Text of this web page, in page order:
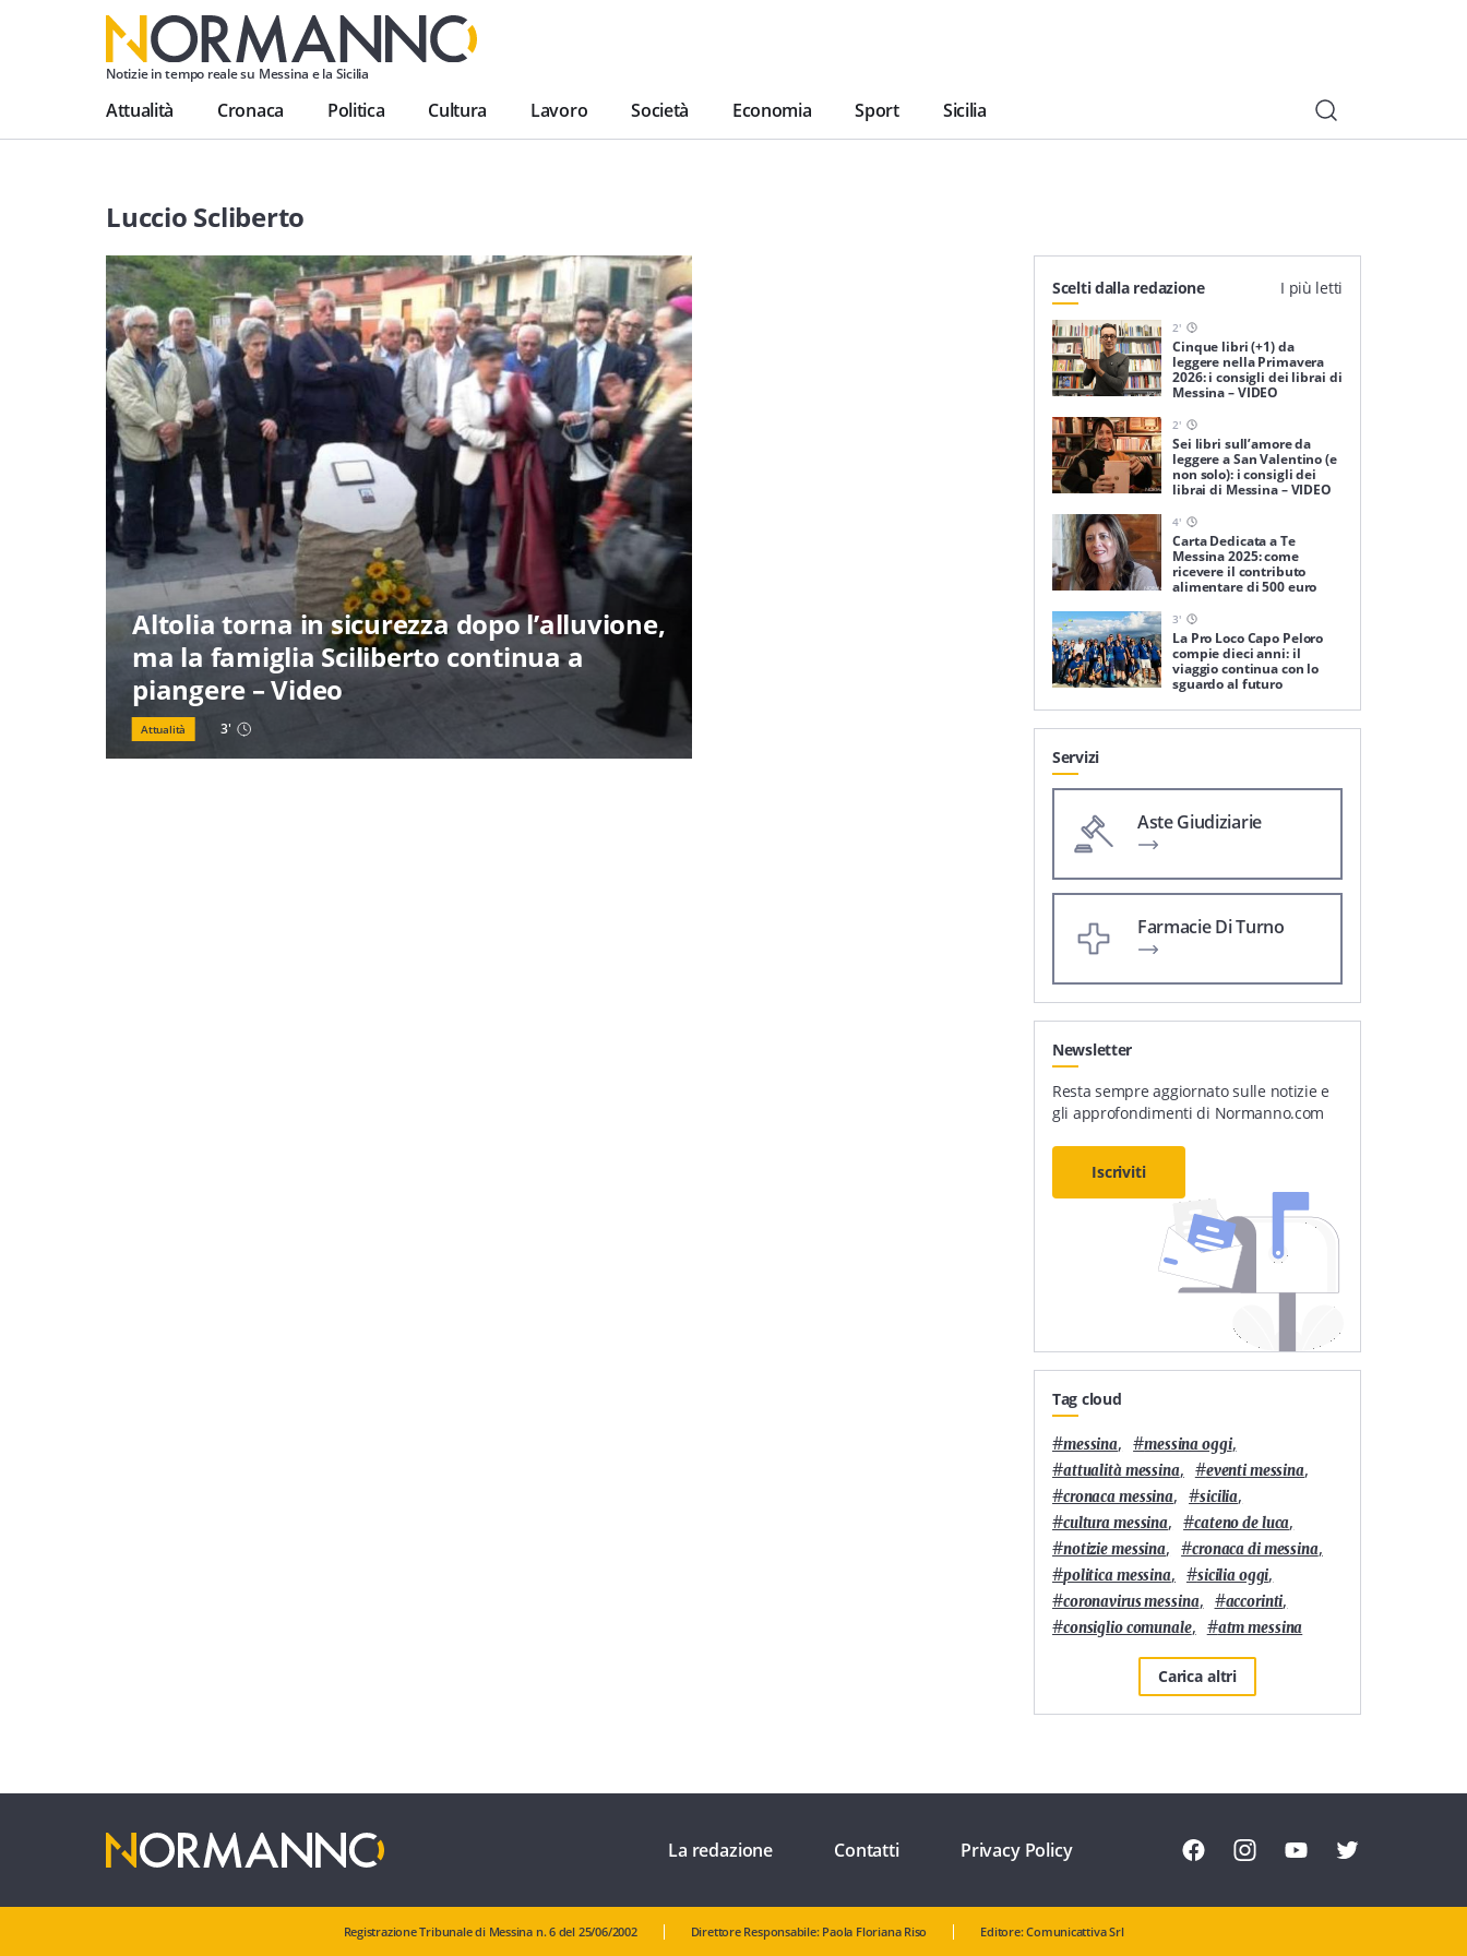
Notizie in tempo reale su Messina e la Sicilia
Attualità Cronaca Politica Cultura Lavoro Società Economia Sport Sicilia
Luccio Scliberto
Altolia torna in sicurezza dopo l’alluvione,
ma la famiglia Sciliberto continua a
piangere – Video
Attualità 3'
Scelti dalla redazione I più letti
2'
Cinque libri (+1) da
leggere nella Primavera
2026: i consigli dei librai di
Messina – VIDEO
2'
Sei libri sull’amore da
leggere a San Valentino (e
non solo): i consigli dei
librai di Messina – VIDEO
4'
Carta Dedicata a Te
Messina 2025: come
ricevere il contributo
alimentare di 500 euro
3'
La Pro Loco Capo Peloro
compie dieci anni: il
viaggio continua con lo
sguardo al futuro
Servizi
Aste Giudiziarie
Farmacie Di Turno
Newsletter
Resta sempre aggiornato sulle notizie e
gli approfondimenti di Normanno.com
Iscriviti
Tag cloud
#messina, #messina oggi,
#attualità messina, #eventi messina,
#cronaca messina, #sicilia,
#cultura messina, #cateno de luca,
#notizie messina, #cronaca di messina,
#politica messina, #sicilia oggi,
#coronavirus messina, #accorinti,
#consiglio comunale, #atm messina
Carica altri
La redazione Contatti Privacy Policy
Registrazione Tribunale di Messina n. 6 del 25/06/2002 Direttore Responsabile: Paola Floriana Riso Editore: Comunicattiva Srl